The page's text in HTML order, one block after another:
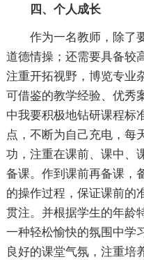
四、个人成长
作为一名教师，除了
道德情操；还需要具备较
注重开拓视野，博览专业
可借鉴的教学经验、优秀
中我要积极地钻研课程标
点，不断为自己充电，每
功，注重在课前、课中、
备课。作到课前再备课，
的操作过程，保证课前的
贯注。并根据学生的年龄
一种轻松愉快的氛围中学
良好的课堂气氛，注重培